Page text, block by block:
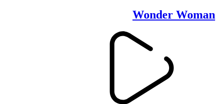
Wonder Woman